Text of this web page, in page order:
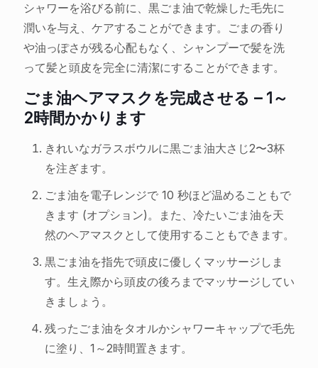
シャワーを浴びる前に、黒ごま油で乾燥した毛先に
潤いを与え、ケアすることができます。ごまの香り
や油っぽさが残る心配もなく、シャンプーで髪を洗
って髪と頭皮を完全に清潔にすることができます。
ごま油ヘアマスクを完成させる – 1～
2時間かかります
きれいなガラスボウルに黒ごま油大さじ2〜3杯
を注ぎます。
ごま油を電子レンジで 10 秒ほど温めることもで
きます (オプション)。また、冷たいごま油を天
然のヘアマスクとして使用することもできます。
黒ごま油を指先で頭皮に優しくマッサージしま
す。生え際から頭皮の後ろまでマッサージしてい
きましょう。
残ったごま油をタオルかシャワーキャップで毛先
に塗り、1～2時間置きます。